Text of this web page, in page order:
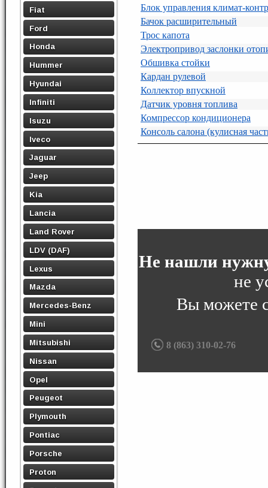
Fiat
Ford
Honda
Hummer
Hyundai
Infiniti
Isuzu
Iveco
Jaguar
Jeep
Kia
Lancia
Land Rover
LDV (DAF)
Lexus
Mazda
Mercedes-Benz
Mini
Mitsubishi
Nissan
Opel
Peugeot
Plymouth
Pontiac
Porsche
Proton
Блок управления климат-
Бачок расширительный
Трос капота
Электропривод заслонки
Обшивка стойки
Кардан рулевой
Коллектор впускной
Датчик уровня топлива
Компрессор кондиционера
Консоль салона (кулисная
Не нашли
не
Вы можете
8 (863) 310-02-76